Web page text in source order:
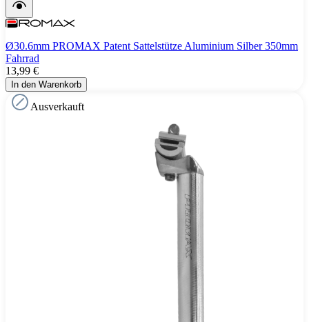
Ø30.6mm PROMAX Patent Sattelstütze Aluminium Silber 350mm
Fahrrad
13,99 €
In den Warenkorb
Ausverkauft